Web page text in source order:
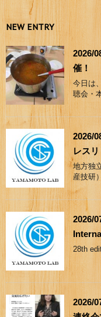
NEW ENTRY
2026/
催！
今日は
聴会・
2026/
レス
地方独
産技研
2026/
28th
2026/